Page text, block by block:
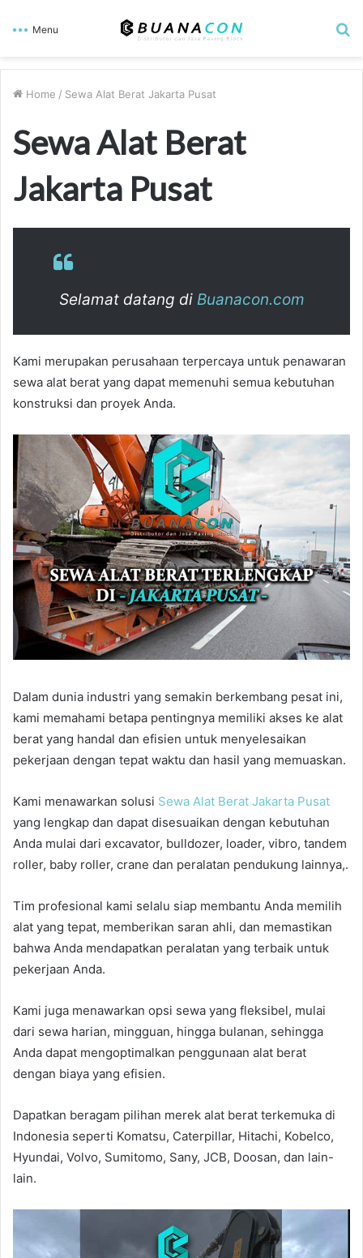
Menu
Home / Sewa Alat Berat Jakarta Pusat
Sewa Alat Berat
Jakarta Pusat
Selamat datang di Buanacon.com
Kami merupakan perusahaan terpercaya untuk penawaran
sewa alat berat yang dapat memenuhi semua kebutuhan
konstruksi dan proyek Anda.
Dalam dunia industri yang semakin berkembang pesat ini,
kami memahami betapa pentingnya memiliki akses ke alat
berat yang handal dan efisien untuk menyelesaikan
pekerjaan dengan tepat waktu dan hasil yang memuaskan.
Kami menawarkan solusi Sewa Alat Berat Jakarta Pusat
yang lengkap dan dapat disesuaikan dengan kebutuhan
Anda mulai dari excavator, bulldozer, loader, vibro, tandem
roller, baby roller, crane dan peralatan pendukung lainnya,.
Tim profesional kami selalu siap membantu Anda memilih
alat yang tepat, memberikan saran ahli, dan memastikan
bahwa Anda mendapatkan peralatan yang terbaik untuk
pekerjaan Anda.
Kami juga menawarkan opsi sewa yang fleksibel, mulai
dari sewa harian, mingguan, hingga bulanan, sehingga
Anda dapat mengoptimalkan penggunaan alat berat
dengan biaya yang efisien.
Dapatkan beragam pilihan merek alat berat terkemuka di
Indonesia seperti Komatsu, Caterpillar, Hitachi, Kobelco,
Hyundai, Volvo, Sumitomo, Sany, JCB, Doosan, dan lain-
lain.